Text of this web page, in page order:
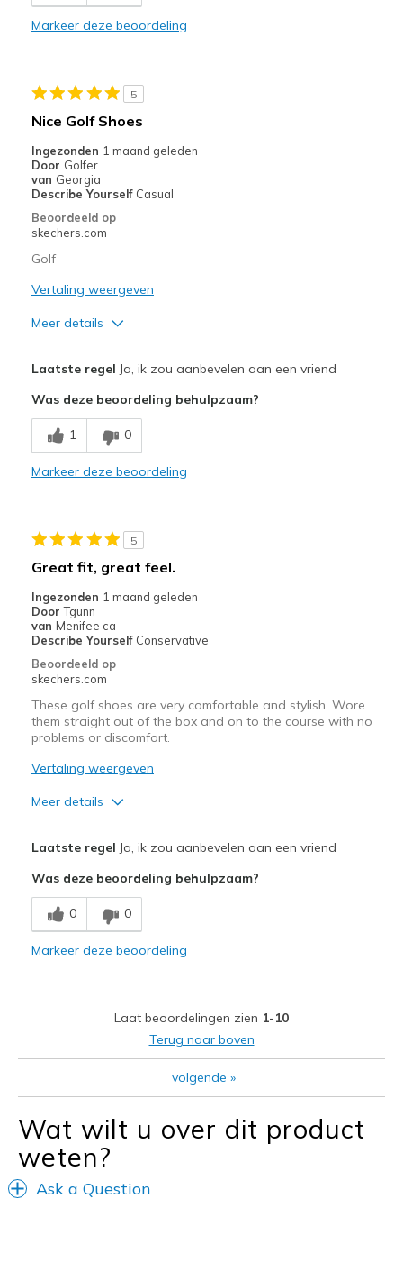
Durable
Golf
Width
Feels true to width
Sizing
View On Shoes
Shoes are for Wearing
Markeer deze beoordeling
5
Nice Golf Shoes
Ingezonden 1 maand geleden
Door Golfer
van Georgia
Describe Yourself Casual
Beoordeeld op
skechers.com
Golf
Vertaling weergeven
Meer details
Comfortable
Width
Sizing
Feels true to size
Laatste regel Ja, ik zou aanbevelen aan een vriend
Was deze beoordeling behulpzaam?
1 0
Markeer deze beoordeling
5
Great fit, great feel.
Ingezonden 1 maand geleden
Door Tgunn
van Menifee ca
Describe Yourself Conservative
Beoordeeld op
skechers.com
These golf shoes are very comfortable and stylish. Wore
them straight out of the box and on to the course with no
problems or discomfort.
Vertaling weergeven
Meer details
Comfortable
Width
Sizing
Feels true to size
Laatste regel Ja, ik zou aanbevelen aan een vriend
Was deze beoordeling behulpzaam?
0 0
Markeer deze beoordeling
Laat beoordelingen zien 1-10
Terug naar boven
volgende »
Wat wilt u over dit product
weten?
Ask a Question